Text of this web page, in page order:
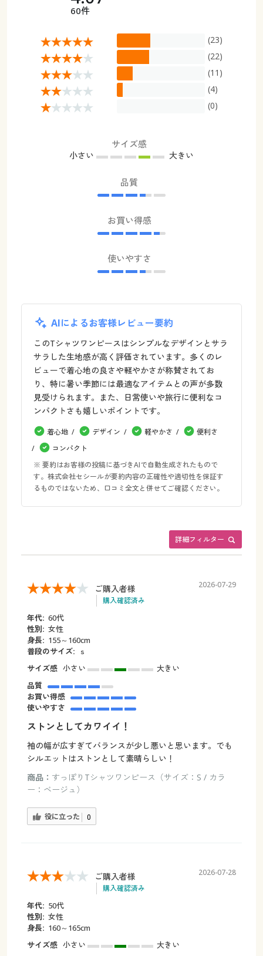
60件
(23)
(22)
(11)
(4)
(0)
サイズ感
小さい 大きい
品質
お買い得感
使いやすさ
AIによるお客様レビュー要約
このTシャツワンピースはシンプルなデザインとサラ
サラした生地感が高く評価されています。多くのレ
ビューで着心地の良さや軽やかさが称賛されてお
り、特に暑い季節には最適なアイテムとの声が多数
見受けられます。また、日常使いや旅行に便利なコ
ンパクトさも嬉しいポイントです。
着心地 デザイン 軽やかさ
便利さ
コンパクト
※ 要約はお客様の投稿に基づきAIで自動生成されたもので
す。株式会社セシールが要約内容の正確性や適切性を保証す
るものではないため、口コミ全文と併せてご確認ください。
詳細フィルター
ご購入者様
購入確認済み
2026-07-29
年代: 60代
性別: 女性
身長: 155～160cm
普段のサイズ:
ｓ
サイズ感 小さい
大きい
品質
お買い得感
使いやすさ
ストンとしてカワイイ！
袖の幅が広すぎてバランスが少し悪いと思います。でも
シルエットはストンとして素晴らしい！
商品： すっぽりTシャツワンピース（サイズ：S / カラ
ー：ベージュ）
役に立った 0
ご購入者様
購入確認済み
2026-07-28
年代: 50代
性別: 女性
身長: 160～165cm
サイズ感 小さい
大きい